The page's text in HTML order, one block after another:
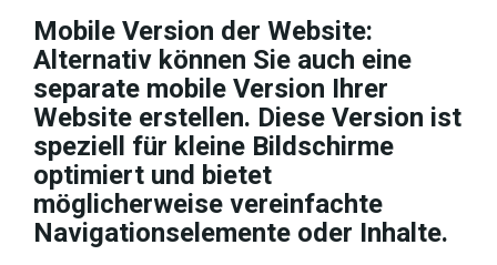
Mobile Version der Website:
Alternativ können Sie auch eine
separate mobile Version Ihrer
Website erstellen. Diese Version ist
speziell für kleine Bildschirme
optimiert und bietet
möglicherweise vereinfachte
Navigationselemente oder Inhalte.